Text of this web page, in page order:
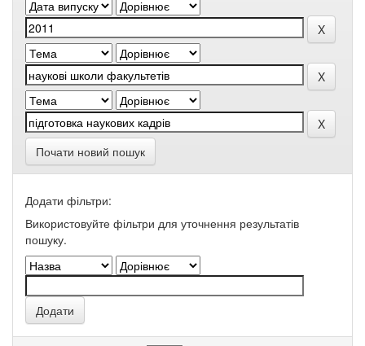
Почати новий пошук
Додати фільтри:
Використовуйте фільтри для уточнення результатів
пошуку.